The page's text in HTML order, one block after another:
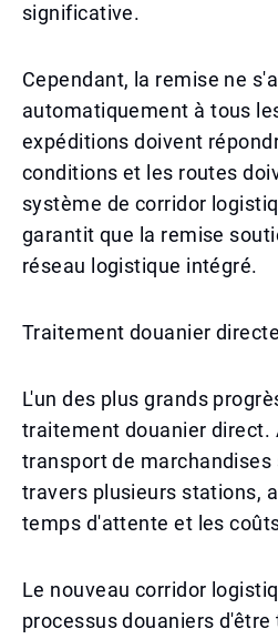
significative.
Cependant, la remise ne
automatiquement à tous
expéditions doivent
conditions et les routes
système de corridor
garantit que la remise
réseau logistique intégré.
Traitement douanier
L'un des plus grands
traitement douanier direct.
transport de
travers plusieurs stations,
temps d'attente et les
Le nouveau corridor
processus douaniers